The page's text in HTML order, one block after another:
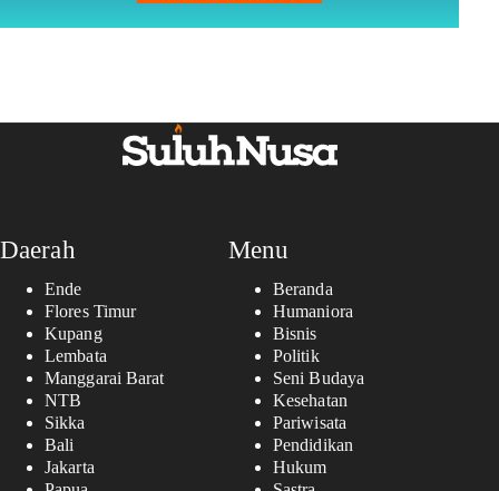
Daerah
Ende
Flores Timur
Kupang
Lembata
Manggarai Barat
NTB
Sikka
Bali
Jakarta
Menu
Beranda
Humaniora
Bisnis
Politik
Seni Budaya
Kesehatan
Pariwisata
Pendidikan
Hukum